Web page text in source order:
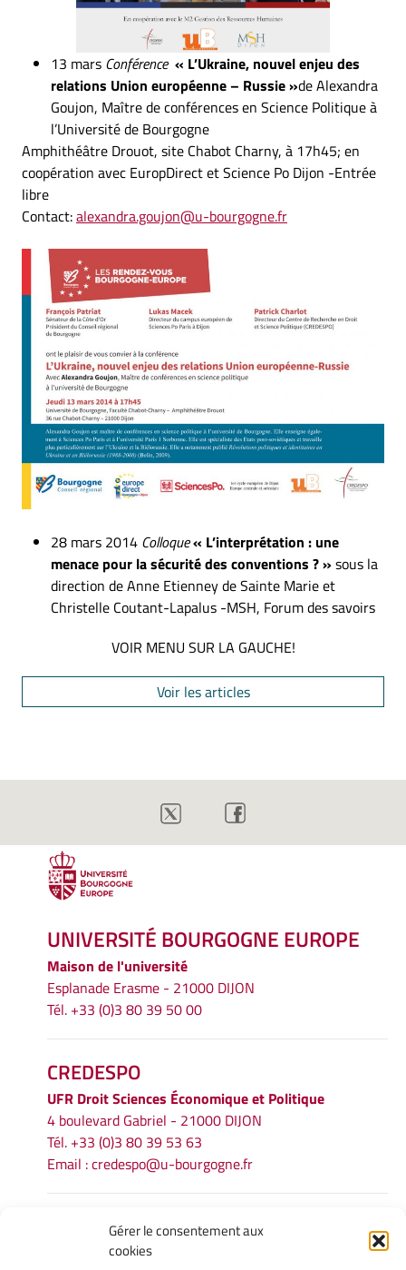
Gérer le consentement aux
cookies
13 mars Conférence « L’Ukraine, nouvel enjeu des
relations Union européenne – Russie »de Alexandra
Goujon, Maître de conférences en Science Politique à
l’Université de Bourgogne
Amphithéâtre Drouot, site Chabot Charny, à 17h45; en
coopération avec EuropDirect et Science Po Dijon -Entrée
libre
Contact:alexandra.goujon@u-bourgogne.fr
28 mars 2014 Colloque« L’interprétation : une
menace pour la sécurité des conventions ? » sous la
direction de Anne Etienney de Sainte Marie et
Christelle Coutant-Lapalus -MSH, Forum des savoirs
VOIR MENU SUR LA GAUCHE!
Voir les articles
UNIVERSITÉ BOURGOGNE EUROPE
Maison de l'université
Esplanade Erasme - 21000 DIJON
Tél. +33 (0)3 80 39 50 00
CREDESPO
UFR Droit Sciences Économique et Politique
4 boulevard Gabriel - 21000 DIJON
Tél. +33 (0)3 80 39 53 63
Email :credespo@u-bourgogne.fr
INFORMATIONS LÉGALES
Mentions légales